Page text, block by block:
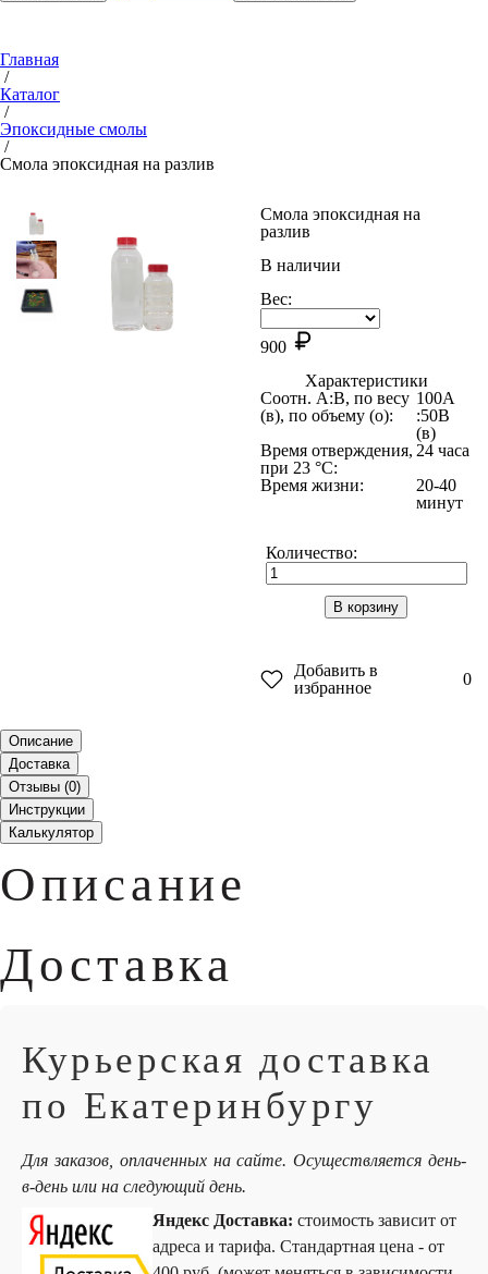
Главная
/
Каталог
/
Эпоксидные смолы
/
Смола эпоксидная на разлив
Смола эпоксидная на
разлив
В наличии
Вес:
900
Характеристики
Соотн. A:B, по весу
(в), по объему (о):
100A
:50B
(в)
Время отверждения,
при 23 °C:
24 часа
Время жизни:
20-40
минут
Количество:
В корзину
Добавить в
избранное
0
Описание
Доставка
Отзывы (0)
Инструкции
Калькулятор
Описание
Доставка
Курьерская доставка
по Екатеринбургу
Для заказов, оплаченных на сайте. Осуществляется день-
в-день или на следующий день.
Яндекс Доставка: стоимость зависит от
адреса и тарифа. Стандартная цена - от